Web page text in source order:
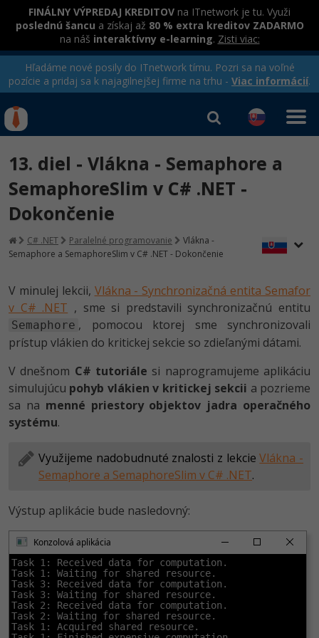
FINÁLNY VÝPREDAJ KREDITOV na ITnetwork je tu. Využi
poslednú šancu a získaj až 80 % extra kreditov ZADARMO
na náš interaktívny e-learning. Zisti viac:
Hľadáme nové posily do ITnetwork tímu. Pozri sa na voľné
pozície a pridaj sa k najagilnejšej firme na trhu - Viac informácií.
Rekvalifikačné kurzy
hradené úradom práce
Kurzy programovania
Ako začať?
C# .NET -80%
Python -80%
JavaScript -80%
PHP -80%
Swift -80%
Kotlin
Céčko -80%
VB.NET
SQL
-80%
Prihlásiť sa | Registrovať
13. diel - Vlákna - Semaphore a
SemaphoreSlim v C# .NET -
Dokončenie
C# .NET Paralelné programovanie
Vlákna -
Semaphore a SemaphoreSlim v C# .NET - Dokončenie
V minulej lekcii, Vlákna - Synchronizačná entita Semafor
v C# .NET , sme si predstavili synchronizačnú entitu
Semaphore , pomocou ktorej sme synchronizovali
prístup vlákien do kritickej sekcie so zdieľanými dátami.
V dnešnom C# tutoriále si naprogramujeme aplikáciu
simulujúcu pohyb vlákien v kritickej sekcii a pozrieme
sa na menné priestory objektov jadra operačného
systému.
Využijeme nadobudnuté znalosti z lekcieVlákna -
Semaphore a SemaphoreSlim v C# .NET.
Výstup aplikácie bude nasledovný:
Konzolová aplikácia
Task 1: Received data for computation.
Task 1: Waiting for shared resource.
Task 3: Received data for computation.
Task 3: Waiting for shared resource.
Task 2: Received data for computation.
Task 2: Waiting for shared resource.
Task 1: Acquired shared resource.